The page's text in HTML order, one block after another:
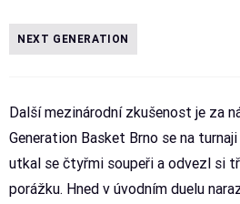
NEXT GENERATION
Další mezinárodní zkušenost je za
Generation Basket Brno se na
utkal se čtyřmi soupeři a odvezl si
porážku. Hned v úvodním duelu